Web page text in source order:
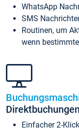
WhatsApp
SMS
Routinen, um
wenn
Direktbuchungen
Einfacher 2-